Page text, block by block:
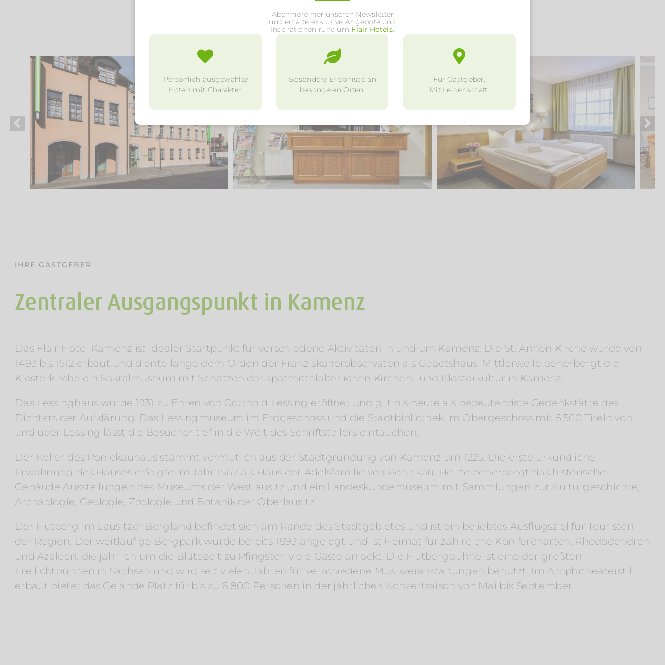
IHRE GASTGEBER
Zentraler Ausgangspunkt in Kamenz
Das Flair Hotel Kamenz ist idealer Startpunkt für verschiedene Aktivitäten in und um Kamenz. Die St. Annen Kirche wurde von
1493 bis 1512 erbaut und diente lange dem Orden der Franziskanerobservaten als Gebetshaus. Mittlerweile beherbergt die
Klosterkirche ein Sakralmuseum mit Schätzen der spätmittelalterlichen Kirchen- und Klosterkultur in Kamenz.
Das Lessinghaus wurde 1931 zu Ehren von Gotthold Lessing eröffnet und gilt bis heute als bedeutendste Gedenkstätte des
Dichters der Aufklärung. Das Lessingmuseum im Erdgeschoss und die Stadtbibliothek im Obergeschoss mit 5.500 Titeln von
und über Lessing lässt die Besucher tief in die Welt des Schriftstellers eintauchen.
Der Keller des Ponickauhaus stammt vermutlich aus der Stadtgründung von Kamenz um 1225. Die erste urkundliche
Erwähnung des Hauses erfolgte im Jahr 1567 als Haus der Adelsfamilie von Ponickau. Heute beherbergt das historische
Gebäude Ausstellungen des Museums der Westlausitz und ein Landeskundemuseum mit Sammlungen zur Kulturgeschichte,
Archäologie, Geologie, Zoologie und Botanik der Oberlausitz.
Der Hutberg im Lausitzer Bergland befindet sich am Rande des Stadtgebietes und ist ein beliebtes Ausflugsziel für Touristen
der Region. Der weitläufige Bergpark wurde bereits 1893 angelegt und ist Heimat für zahlreiche Koniferenarten, Rhododendren
und Azaleen, die jährlich um die Blütezeit zu Pfingsten viele Gäste anlockt. Die Hutbergbühne ist eine der größten
Freilichtbühnen in Sachsen und wird seit vielen Jahren für verschiedene Musikveranstaltungen benutzt. Im Amphitheaterstil
erbaut bietet das Gelände Platz für bis zu 6.800 Personen in der jährlichen Konzertsaison von Mai bis September.
Abonniere hier unseren Newsletter
und erhalte exklusive Angebote und
Inspirationen rund um Flair Hotels.
Persönlich ausgewählte
Hotels mit Charakter.
Besondere Erlebnisse an
besonderen Orten.
Für Gastgeber.
Mit Leidenschaft.